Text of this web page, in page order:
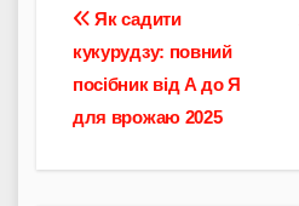
Навігація
записів
Як садити
кукурудзу: повний
посібник від А до Я
для врожаю 2025